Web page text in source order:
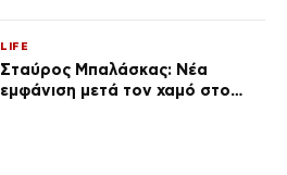
πατέρα και τα κενά στους
ισχυρισμούς του ιδιοκτήτη του
beach bar
LIFE
Σταύρος Μπαλάσκας: Νέα
εμφάνιση μετά τον χαμό στο